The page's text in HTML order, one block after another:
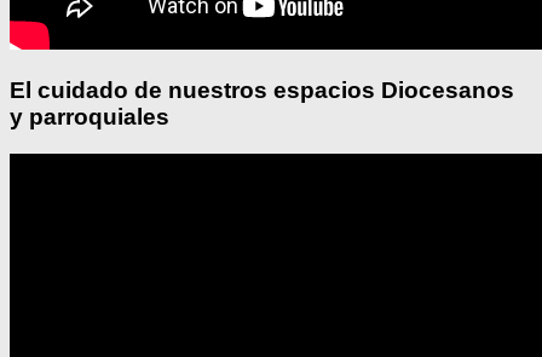
El cuidado de nuestros espacios Diocesanos
y parroquiales